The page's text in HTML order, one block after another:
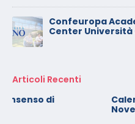
Confeuropa
Center Università
Articoli Recenti
Calendario Corsi
Novembre –